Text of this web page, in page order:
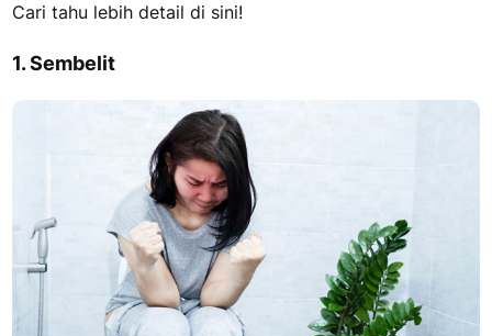
Cari tahu lebih detail di sini!
1. Sembelit